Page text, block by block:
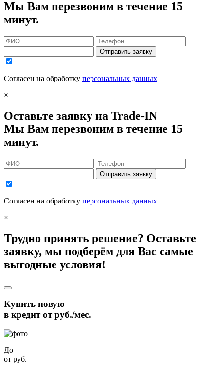
Мы Вам перезвоним в течение 15
минут.
Отправить заявку
Согласен на обработку персональных данных
×
Оставьте заявку на Trade-IN
Мы Вам перезвоним в течение 15
минут.
Отправить заявку
Согласен на обработку персональных данных
×
Трудно принять решение? Оставьте
заявку, мы подберём для Вас самые
выгодные условия!
Купить новую
в кредит отруб./мес.
До
от руб.